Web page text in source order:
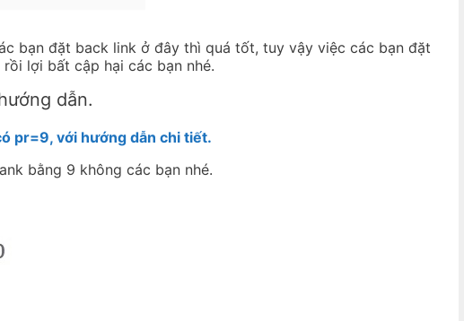
bạn đặt back link ở đây thì quá tốt, tuy vậy việc các bạn đặt
lợi bất cập hại các bạn nhé.
dẫn.
pr=9, với hướng dẫn chi tiết.
bằng 9 không các bạn nhé.